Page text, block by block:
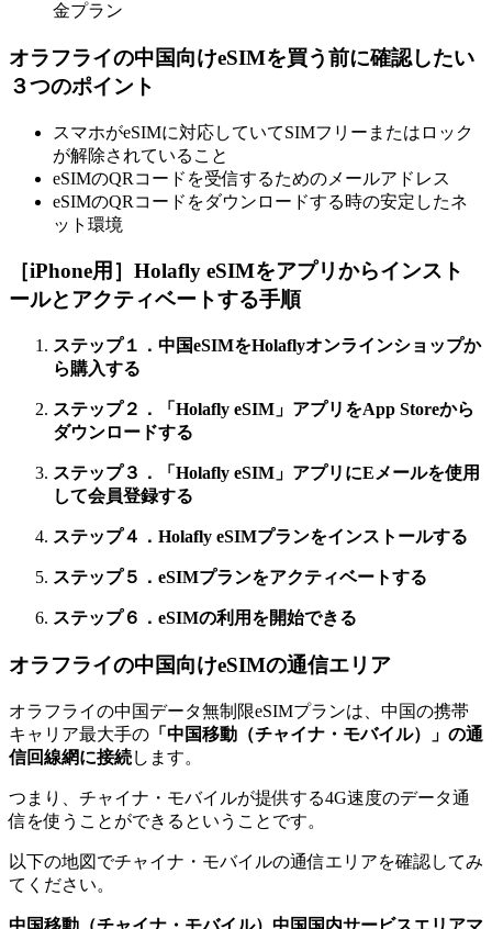
金プラン
オラフライの中国向けeSIMを買う前に確認したい
３つのポイント
スマホがeSIMに対応していてSIMフリーまたはロック
が解除されていること
eSIMのQRコードを受信するためのメールアドレス
eSIMのQRコードをダウンロードする時の安定したネ
ット環境
［iPhone用］Holafly eSIMをアプリからインスト
ールとアクティベートする手順
ステップ１．中国eSIMをHolaflyオンラインショップか
ら購入する
ステップ２．「Holafly eSIM」アプリをApp Storeから
ダウンロードする
ステップ３．「Holafly eSIM」アプリにEメールを使用
して会員登録する
ステップ４．Holafly eSIMプランをインストールする
ステップ５．eSIMプランをアクティベートする
ステップ６．eSIMの利用を開始できる
オラフライの中国向けeSIMの通信エリア
オラフライの中国データ無制限eSIMプランは、中国の携帯
キャリア最大手の 「中国移動（チャイナ・モバイル）」の通
信回線網に接続します。
つまり、チャイナ・モバイルが提供する4G速度のデータ通
信を使うことができるということです。
以下の地図でチャイナ・モバイルの通信エリアを確認してみ
てください。
中国移動（チャイナ・モバイル）中国国内サービスエリアマ